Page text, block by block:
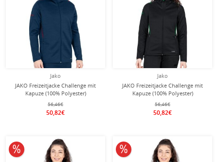
Jako
JAKO Freizeitjacke Challenge mit
Kapuze (100% Polyester)
dunkelblau/rot Herren
56,46€
50,82€
Jako
JAKO Freizeitjacke Challenge mit
Kapuze (100% Polyester)
schwarz/grün Damen
56,46€
50,82€
10% reduziert 10% reduziert